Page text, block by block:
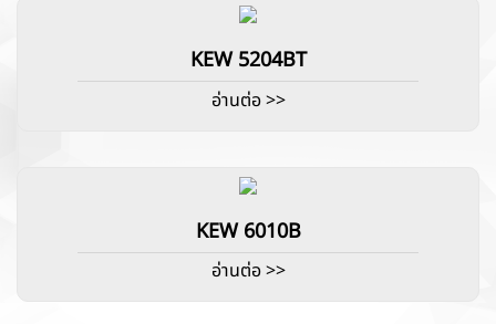
KEW 5204BT
อ่านต่อ >>
KEW 6010B
อ่านต่อ >>